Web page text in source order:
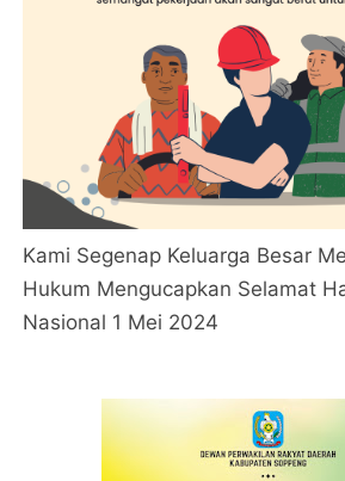
Kami Segenap Keluarga Besar
Hukum Mengucapkan Selamat
Nasional 1 Mei 2024